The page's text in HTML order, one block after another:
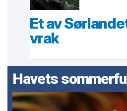
Et av
vrak
Havets